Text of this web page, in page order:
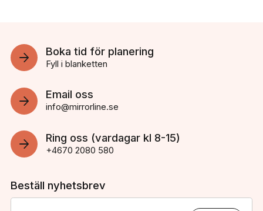
Boka tid för planering
Fyll i blanketten
Email oss
info@mirrorline.se
Ring oss (vardagar kl 8-15)
+4670 2080 580
Beställ nyhetsbrev